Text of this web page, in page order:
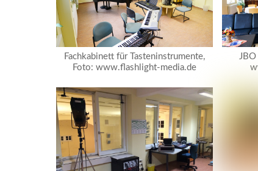
Fachkabinett für Tasteninstrumente,
Foto: www.flashlight-media.de
JBO